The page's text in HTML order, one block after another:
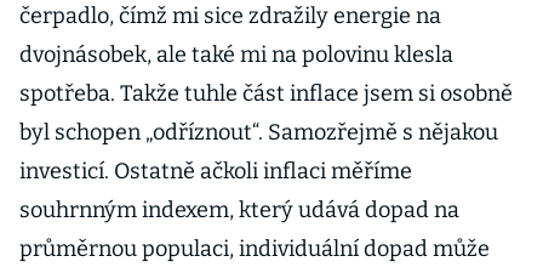
čerpadlo, čímž mi sice zdražily energie na
dvojnásobek, ale také mi na polovinu klesla
spotřeba. Takže tuhle část inflace jsem si osobně
byl schopen „odříznout“. Samozřejmě s nějakou
investicí. Ostatně ačkoli inflaci měříme
souhrnným indexem, který udává dopad na
průměrnou populaci, individuální dopad může